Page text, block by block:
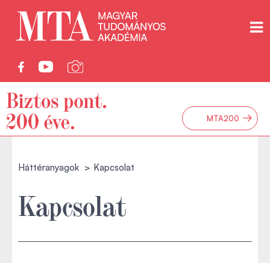
MTA200 →
Háttéranyagok Kapcsolat
Kapcsolat